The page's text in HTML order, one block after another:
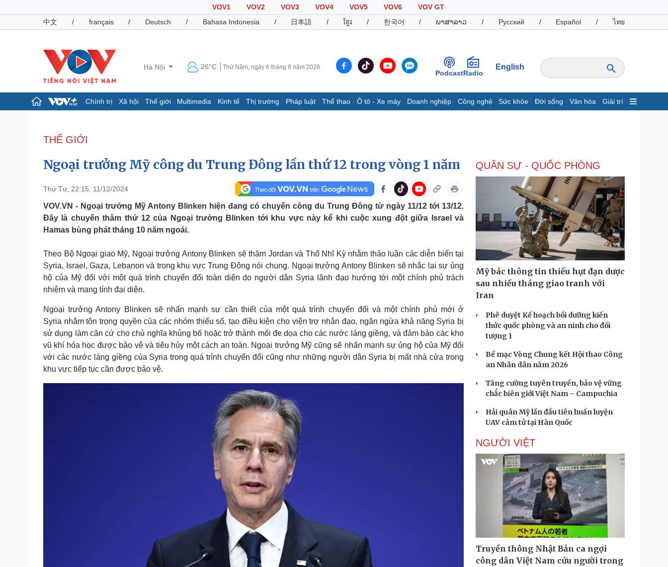
VOV1 VOV2 VOV3 VOV4 VOV5 VOV6
VOV GT
中文
/ français / Deutsch / Bahasa Indonesia / 日本語 / ខ្មែរ / 한국어 / ພາສາລາວ / Русский / Español / ไทย
Hà Nội 26°C Thứ Năm, ngày 6 tháng 8 năm 2026
PodcastRadio
English
Chính trị Xã hội Thế giới Multimedia Kinh tế Thị trường Pháp luật Thể thao Ô tô - Xe máy Doanh nghiệp Công nghệ Sức khỏe Đời sống Văn hóa Giải trí
Đảng
Tổ chức nhân sự
Nhận diện sự thật
Dấu ấn VOV
Infographic
Chứng khoán
Giá cà phê
Pháp luật
Vụ án
Tin nóng
Quân sự - Quốc phòng
Vũ khí
Việt Nam
Thể thao
Bóng đá
eSports
Ô tô - Xe máy
Ô tô
Doanh nghiệp
Thông tin doanh nghiệp
Vì cộng đồng
Công nghệ
Sành điệu
Tin Công nghệ
Trải nghiệm
Chuyển đổi số
Sức khỏe
Dinh dưỡng - món ngon
Sản phụ khoa
Nhi khoa
Nam khoa
Làm đẹp - giảm cân
Phòng mạch online
Ăn sạch sống khỏe
Đời sống
Tình yêu - Gia đình
Văn hóa
Âm nhạc
Di sản
Giải trí
Sao Việt
Du lịch
check-in
Podcast
Câu chuyện thời sự
Cửa sổ tình yêu
Kể chuyện cho bé
Hạt giống tâm hồn
THẾ GIỚI
Ngoại trưởng Mỹ công du Trung Đông lần thứ 12 trong vòng 1 năm
Thứ Tư, 22:15, 11/12/2024
VOV.VN - Ngoại trưởng Mỹ Antony Blinken hiện đang có chuyến công du Trung Đông từ ngày 11/12 tới 13/12.
Đây là chuyến thăm thứ 12 của Ngoại trưởng Blinken tới khu vực này kể khi cuộc xung đột giữa Israel và
Hamas bùng phát tháng 10 năm ngoái.
Theo Bộ Ngoại giao Mỹ, Ngoại trưởng Antony Blinken sẽ thăm Jordan và Thổ Nhĩ Kỳ nhằm thảo luận các diễn biến tại
Syria, Israel, Gaza, Lebanon và trong khu vực Trung Đông nói chung. Ngoại trưởng Antony Blinken sẽ nhắc lại sự ủng
hộ của Mỹ đối với một quá trình chuyển đổi toàn diện do người dân Syria lãnh đạo hướng tới một chính phủ trách
nhiệm và mang tính đại diện.
Ngoại trưởng Antony Blinken sẽ nhấn mạnh sự cần thiết của một quá trình chuyển đổi và một chính phủ mới ở
Syria nhằm tôn trọng quyền của các nhóm thiểu số, tạo điều kiện cho viện trợ nhân đạo, ngăn ngừa khả năng Syria bị
sử dụng làm căn cứ cho chủ nghĩa khủng bố hoặc trở thành mối đe dọa cho các nước láng giềng, và đảm bảo các kho
vũ khí hóa học được bảo vệ và tiêu hủy một cách an toàn. Ngoại trưởng Mỹ cũng sẽ nhấn mạnh sự ủng hộ của Mỹ đối
với các nước láng giềng của Syria trong quá trình chuyển đổi cũng như những người dân Syria bị mất nhà cửa trong
khu vực tiếp tục cần được bảo vệ.
QUÂN SỰ - QUỐC PHÒNG
Mỹ bác thông tin thiếu hụt đạn dược
sau nhiều tháng giao tranh với
Iran
Phê duyệt Kế hoạch bồi dưỡng kiến
thức quốc phòng và an ninh cho đối
tượng 1
Bế mạc Vòng Chung kết Hội thao Công
an Nhân dân năm 2026
Tăng cường tuyên truyền, bảo vệ vững
chắc biên giới Việt Nam – Campuchia
Hải quân Mỹ lần đầu tiên huấn luyện
UAV cảm tử tại Hàn Quốc
NGƯỜI VIỆT
Truyền thông Nhật Bản ca ngợi
công dân Việt Nam cứu người trong